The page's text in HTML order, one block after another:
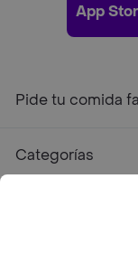
App
Pide tu comida
Categorías